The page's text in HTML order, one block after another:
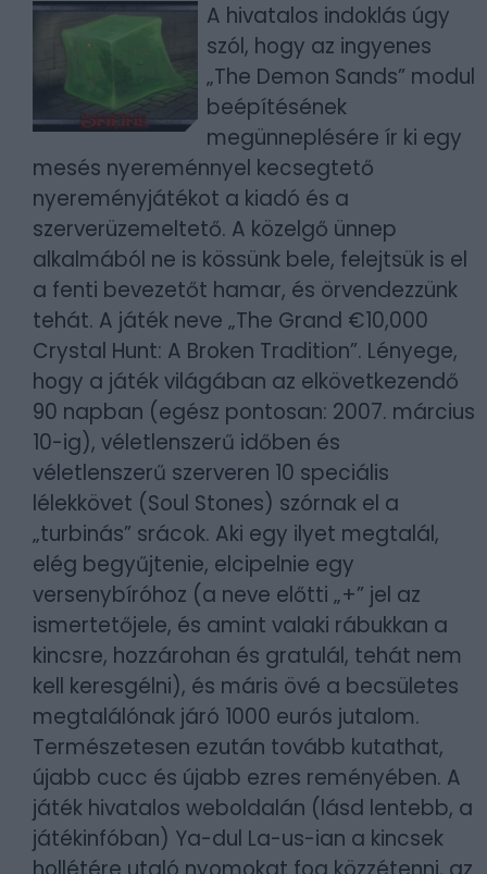
A hivatalos indoklás úgy
szól, hogy az ingyenes
„The Demon Sands” modul
beépítésének
megünneplésére ír ki egy
mesés nyereménnyel kecsegtető
nyereményjátékot a kiadó és a
szerverüzemeltető. A közelgő ünnep
alkalmából ne is kössünk bele, felejtsük is el
a fenti bevezetőt hamar, és örvendezzünk
tehát. A játék neve „The Grand €10,000
Crystal Hunt: A Broken Tradition”. Lényege,
hogy a játék világában az elkövetkezendő
90 napban (egész pontosan: 2007. március
10-ig), véletlenszerű időben és
véletlenszerű szerveren 10 speciális
lélekkövet (Soul Stones) szórnak el a
„turbinás” srácok. Aki egy ilyet megtalál,
elég begyűjtenie, elcipelnie egy
versenybíróhoz (a neve előtti „+” jel az
ismertetőjele, és amint valaki rábukkan a
kincsre, hozzárohan és gratulál, tehát nem
kell keresgélni), és máris övé a becsületes
megtalálónak járó 1000 eurós jutalom.
Természetesen ezután tovább kutathat,
újabb cucc és újabb ezres reményében. A
játék hivatalos weboldalán (lásd lentebb, a
játékinfóban) Ya-dul La-us-ian a kincsek